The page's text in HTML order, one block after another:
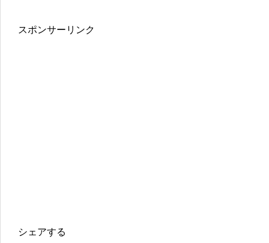
スポンサーリンク
シェアする